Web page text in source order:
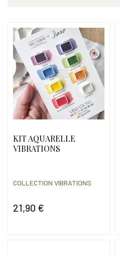
KIT AQUARELLE
VIBRATIONS
21,90 €
COLLECTION VIBRATIONS